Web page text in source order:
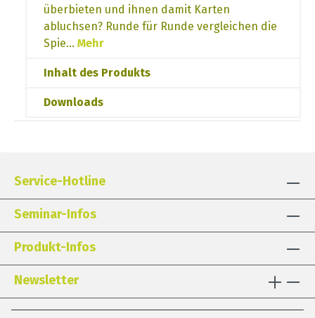
überbieten und ihnen damit Karten
abluchsen? Runde für Runde vergleichen die
Spie… Mehr
Inhalt des Produkts
Downloads
Service-Hotline
Seminar-Infos
Produkt-Infos
Newsletter